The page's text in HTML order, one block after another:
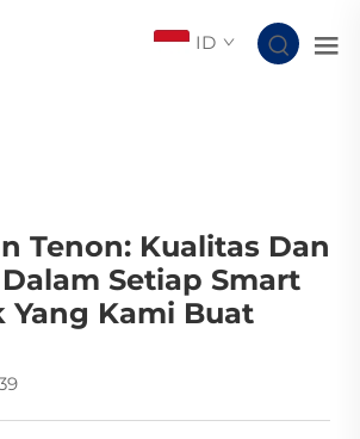
ID
Tenon: Kualitas Dan
Setiap Smart
Yang Kami Buat